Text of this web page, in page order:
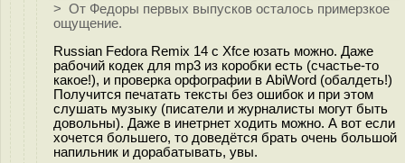
> От Федоры первых выпусков осталось примерзкое
ощущение.
Russian Fedora Remix 14 c Xfce юзать можно. Даже
рабочий кодек для mp3 из коробки есть (счастье-то
какое!), и проверка орфографии в AbiWord (обалдеть!)
Получится печатать тексты без ошибок и при этом
слушать музыку (писатели и журналисты могут быть
довольны). Даже в инетрнет ходить можно. А вот если
хочется большего, то доведётся брать очень большой
напильник и дорабатывать, увы.